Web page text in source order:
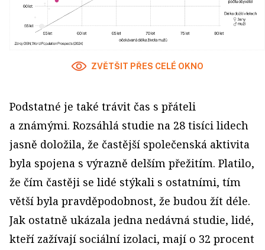
ZVĚTŠIT PŘES CELÉ OKNO
Podstatné je také trávit čas s přáteli
a známými. Rozsáhlá studie na 28 tisíci lidech
jasně doložila, že častější společenská aktivita
byla spojena s výrazně delším přežitím. Platilo,
že čím častěji se lidé stýkali s ostatními, tím
větší byla pravděpodobnost, že budou žít déle.
Jak ostatně ukázala jedna nedávná studie, lidé,
kteří zažívají sociální izolaci, mají o 32 procent